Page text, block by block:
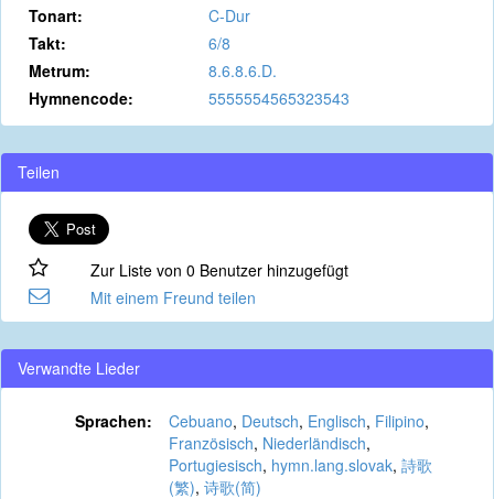
Tonart:
C-Dur
Takt:
6/8
Metrum:
8.6.8.6.D.
Hymnencode:
5555554565323543
Teilen
Zur Liste von 0 Benutzer hinzugefügt
Mit einem Freund teilen
Verwandte Lieder
Sprachen: Cebuano, Deutsch, Englisch, Filipino,
Französisch, Niederländisch,
Portugiesisch, hymn.lang.slovak, 詩歌
(繁), 诗歌(简)